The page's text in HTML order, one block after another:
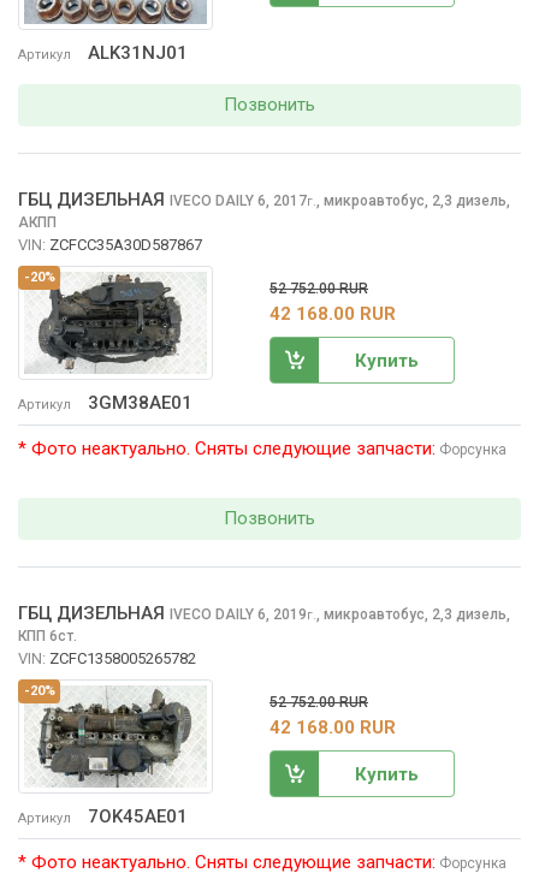
Артикул ALK31NJ01
Позвонить
-20%
Артикул 3GM38AE01
ГБЦ ДИЗЕЛЬНАЯ IVECO DAILY 6, 2017г., микроавтобус, 2,3 дизель,
АКПП
VIN: ZCFCC35A30D587867
52 752.00 RUR
42 168.00 RUR
Купить
* Фото неактуально. Сняты следующие запчасти: Форсунка
Позвонить
-20%
Артикул 7OK45AE01
ГБЦ ДИЗЕЛЬНАЯ IVECO DAILY 6, 2019г., микроавтобус, 2,3 дизель,
КПП 6ст.
VIN: ZCFC1358005265782
52 752.00 RUR
42 168.00 RUR
Купить
* Фото неактуально. Сняты следующие запчасти: Форсунка